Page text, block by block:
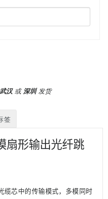
武汉或 深圳发货
签
形输出光纤跳
缆芯中的传输模式，多模同时